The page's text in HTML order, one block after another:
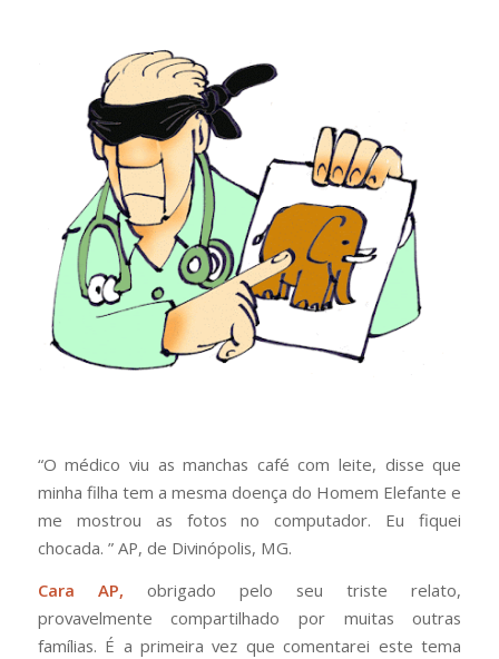
“O médico viu as manchas café com leite, disse que
minha filha tem a mesma doença do Homem Elefante e
me mostrou as fotos no computador. Eu fiquei
chocada. ” AP, de Divinópolis, MG.
Cara AP, obrigado pelo seu triste relato,
provavelmente compartilhado por muitas outras
famílias. É a primeira vez que comentarei este tema